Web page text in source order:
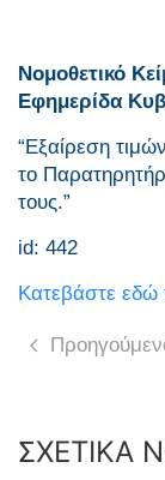
Νομοθετικό
Εφημερίδα
“Εξαίρεση
το
τους.”
id: 442
Κατεβάστε εδώ
ΣΧΕΤΙΚΑ